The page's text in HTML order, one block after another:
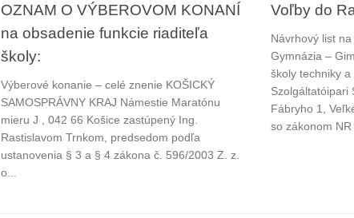
OZNAM O VÝBEROVOM KONANÍ
na obsadenie funkcie riaditeľa
školy:
Výberové konanie – celé znenie KOŠICKÝ
SAMOSPRÁVNY KRAJ Námestie Maratónu
mieru J , 042 66 Košice zastúpený Ing.
Rastislavom Trnkom, predsedom podľa
ustanovenia § 3 a § 4 zákona č. 596/2003 Z. z.
o...
Voľby do
Návrhový list
Gymnázia –
školy techniky
Szolgáltatóipari
Fábryho 1,
so zákonom